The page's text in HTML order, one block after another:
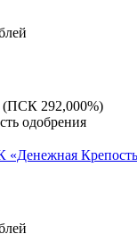
(ПСК 292,000%)
одобрения